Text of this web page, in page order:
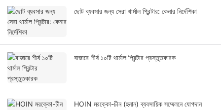
ছোট ব্যবসার জন্য সেরা থার্মাল প্রিন্টার: কেনার নির্দেশিকা
বাজারে শীর্ষ ১০টি থার্মাল প্রিন্টার প্রস্তুতকারক
HOIN মরক্কো-চীন (হুনান) ব্যবসায়িক সম্মেলনে যোগদান